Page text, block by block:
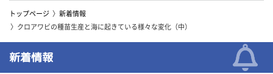
トップページ
新着情報
クロアワビの種苗生産と海に起きている様々な変化（中）
新着情報